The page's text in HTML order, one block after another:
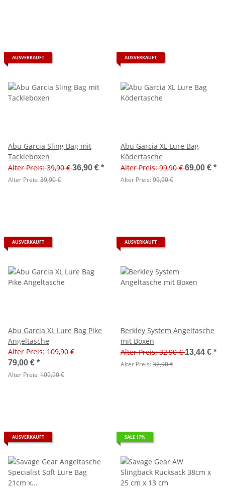
AUSVERKAUFT
Abu Garcia Sling Bag mit
Tackleboxen
Alter Preis: 39,90 €36,90 € *
Alter Preis:39,90 €
AUSVERKAUFT
Abu Garcia XL Lure Bag
Ködertasche
Alter Preis: 99,90 €69,00 € *
Alter Preis:99,90 €
AUSVERKAUFT
Abu Garcia XL Lure Bag Pike
Angeltasche
Alter Preis: 109,90 €
79,00 € *
Alter Preis:109,90 €
AUSVERKAUFT
Berkley System Angeltasche
mit Boxen
Alter Preis: 32,90 €13,44 € *
Alter Preis:32,90 €
AUSVERKAUFT SALE 17%